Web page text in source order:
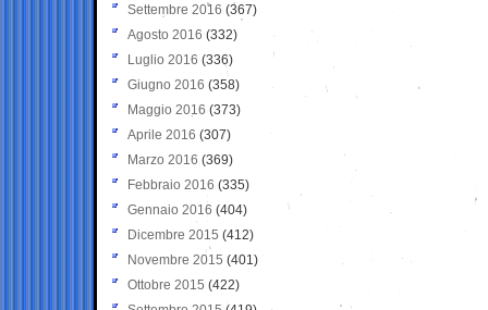
Settembre 2016 (367)
Agosto 2016 (332)
Luglio 2016 (336)
Giugno 2016 (358)
Maggio 2016 (373)
Aprile 2016 (307)
Marzo 2016 (369)
Febbraio 2016 (335)
Gennaio 2016 (404)
Dicembre 2015 (412)
Novembre 2015 (401)
Ottobre 2015 (422)